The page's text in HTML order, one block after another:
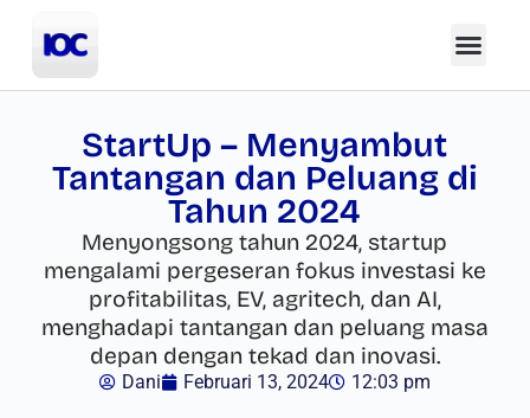
StartUp – Menyambut
Tantangan dan Peluang di
Tahun 2024
Menyongsong tahun 2024, startup
mengalami pergeseran fokus investasi ke
profitabilitas, EV, agritech, dan AI,
menghadapi tantangan dan peluang masa
depan dengan tekad dan inovasi.
Dani Februari 13, 2024 12:03 pm